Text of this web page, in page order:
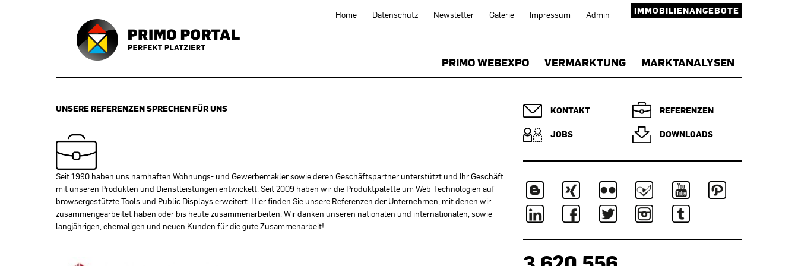
Home Datenschutz Newsletter Galerie Impressum Admin IMMOBILIENANGEBOTE
PRIMO WEBEXPO VERMARKTUNG MARKTANALYSEN
UNSERE REFERENZEN SPRECHEN FÜR UNS
Seit 1990 haben uns namhaften Wohnungs- und Gewerbemakler sowie deren Geschäftspartner unterstützt und Ihr Geschäft
mit unseren Produkten und Dienstleistungen entwickelt. Seit 2009 haben wir die Produktpalette um Web-Technologien auf
browsergestützte Tools und Public Displays erweitert. Hier finden Sie unsere Referenzen der Unternehmen, mit denen wir
zusammengearbeitet haben oder bis heute zusammenarbeiten. Wir danken unseren nationalen und internationalen, sowie
langjährigen, ehemaligen und neuen Kunden für die gute Zusammenarbeit!
KONTAKT
JOBS
REFERENZEN
DOWNLOADS